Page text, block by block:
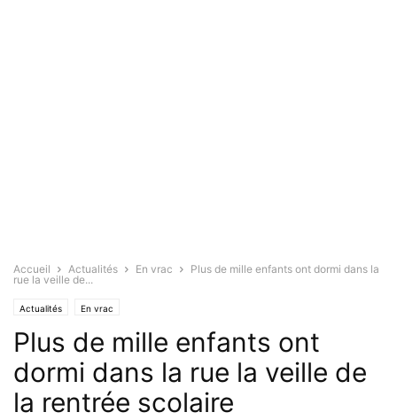
Accueil Actualités En vrac
Plus de mille enfants ont dormi dans la
rue la veille de...
Actualités En vrac
Plus de mille enfants ont
dormi dans la rue la veille de
la rentrée scolaire